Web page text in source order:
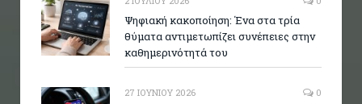
Ψηφιακή κακοποίηση: Ένα στα τρία
θύματα αντιμετωπίζει συνέπειες στην
καθημερινότητά του
27 ΙΟΥΝΊΟΥ 2026 0